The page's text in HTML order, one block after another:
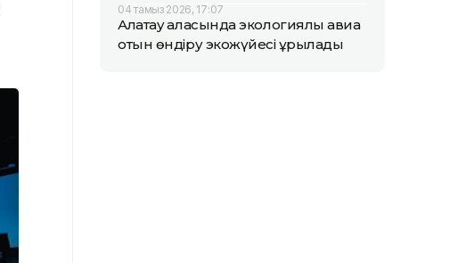
04 тамыз 2026, 17:07
Алатау қаласында экологиялық авиа
отын өндіру экожүйесі құрылады